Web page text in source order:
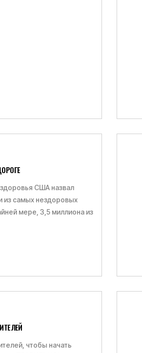
США назвал
из самых нездоровых
мере, 3,5 миллиона из
чтобы начать